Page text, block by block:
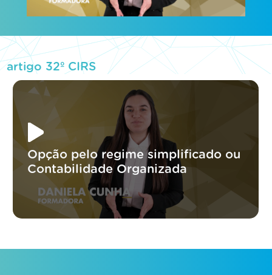
artigo 32º CIRS
Opção pelo regime simplificado ou
Contabilidade Organizada